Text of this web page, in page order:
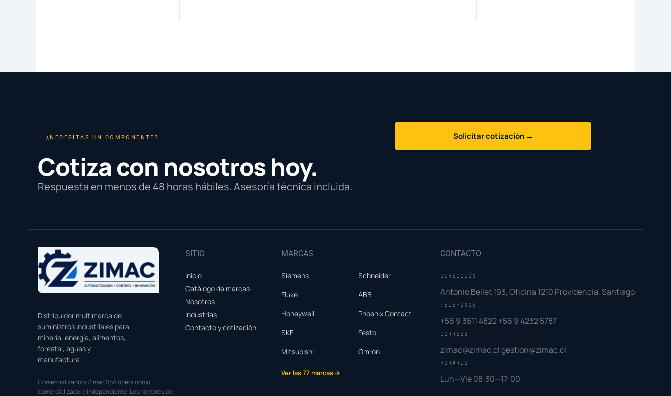
— ¿NECESITAS UN COMPONENTE?
Cotiza con nosotros hoy.
Respuesta en menos de 48 horas hábiles. Asesoría técnica incluida.
Solicitar cotización →
Distribuidor multimarca de
suministros industriales para
minería, energía, alimentos,
forestal, aguas y
manufactura.
Comercializadora Zimac SpA opera como
comercializadora independiente. Los nombres de
SITIO
Inicio
Catálogo de marcas
Nosotros
Industrias
Contacto y cotización
MARCAS
Siemens
Schneider
Fluke
ABB
Honeywell
Phoenix Contact
SKF
Festo
Mitsubishi
Omron
Ver las 77 marcas →
CONTACTO
DIRECCIÓN
Antonio Bellet 193, Oficina 1210 Providencia, Santiago
TELÉFONOS
+56 9 3511 4822 +56 9 4232 5787
CORREOS
zimac@zimac.clgestion@zimac.cl
HORARIO
Lun—Vie 08:30—17:00